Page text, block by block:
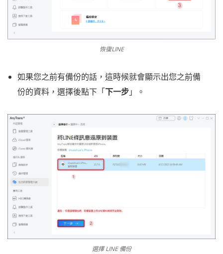
恢復LINE
如果您之前有備份的話，這時候就會顯示出您之前備
份的資料，選擇後點下「下一步」。
選擇 LINE 備份